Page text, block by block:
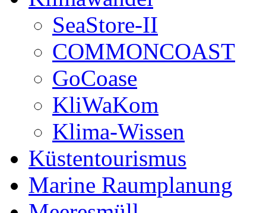
SeaStore-II
COMMONCOAST
GoCoase
KliWaKom
Klima-Wissen
Küstentourismus
Marine Raumplanung